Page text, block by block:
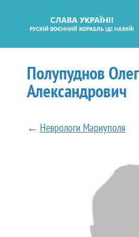
Полупуднов Олег
Александрович
← Неврологи Мариуполя